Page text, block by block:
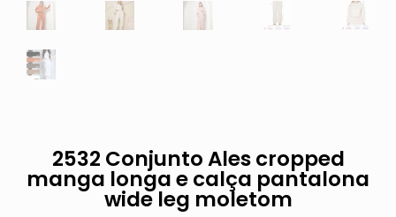
2532 Conjunto Ales cropped
manga longa e calça pantalona
wide leg moletom